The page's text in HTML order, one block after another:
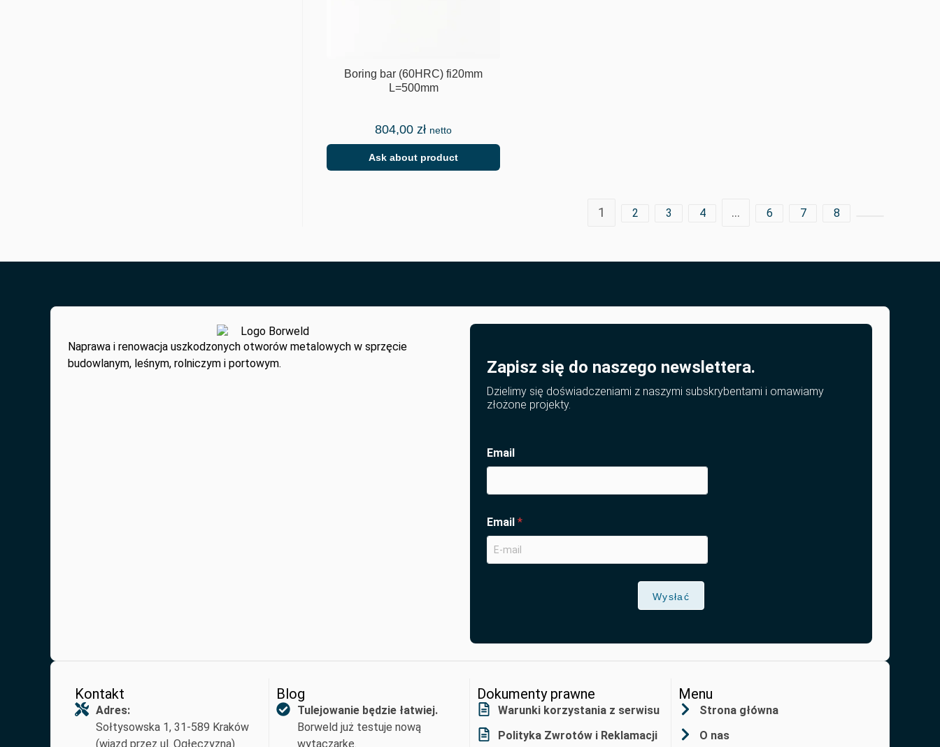
Boring bar (60HRC) fi20mm
L=500mm
804,00zł netto
Ask about product
1 2 3 4 … 6 7 8
Naprawa i renowacja uszkodzonych otworów metalowych w sprzęcie
budowlanym, leśnym, rolniczym i portowym.
Zapisz się do naszego newslettera.
Dzielimy się doświadczeniami z naszymi subskrybentami i omawiamy
złożone projekty.
Email
Email *
Wysłać
Kontakt
Adres:
Sołtysowska 1, 31-589 Kraków
(wjazd przez ul. Ogłęczyzna)
Blog
Tulejowanie będzie łatwiej.
Borweld już testuje nową
wytaczarkę.
Dokumenty prawne
Warunki korzystania z serwisu
Polityka Zwrotów i Reklamacji
Menu
Strona główna
O nas